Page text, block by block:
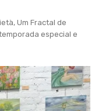
Um Fractal de
especial e